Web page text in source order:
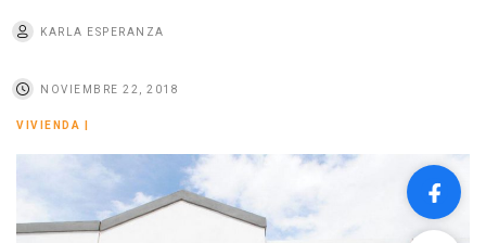
KARLA ESPERANZA
NOVIEMBRE 22, 2018
VIVIENDA